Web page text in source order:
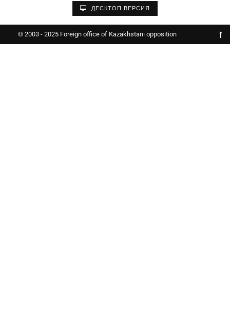
ДЕСКТОП ВЕРСИЯ
© 2003 - 2025 Foreign office of Kazakhstani opposition